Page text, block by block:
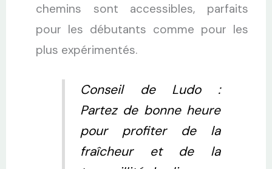
chemins sont accessibles, parfaits
pour les débutants comme pour les
plus expérimentés.
Conseil de Ludo :
Partez de bonne heure
pour profiter de la
fraîcheur et de la